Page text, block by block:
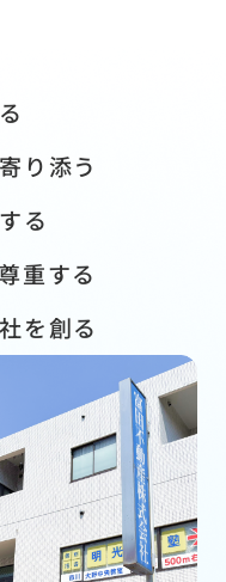
り添う
る
重する
を創る